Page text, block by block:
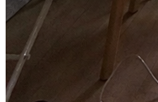
Lena Ortiz
Director creativo